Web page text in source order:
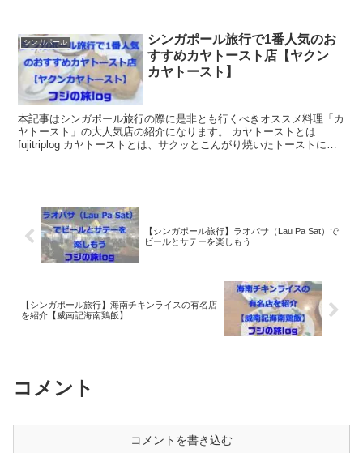
シンガポール
シンガポール旅行で1番人気のお
すすめカヤトースト店【ヤクン
カヤトースト】
本記事はシンガポール旅行の際に是非とも行くべきオススメ料理「カ
ヤトースト」の大人気店の紹介になります。 カヤトーストとは
fujitriplog カヤトーストとは、サクッとこんがり焼いたトーストにカ
【シンガポール旅行】ラオパサ（Lau Pa Sat）で
ビールとサテーを楽しもう
【シンガポール旅行】海南チキンライスの有名店
を紹介【威南記海南鶏飯】
コメント
コメントを書き込む